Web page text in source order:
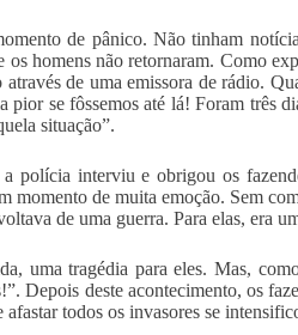
de pânico. Não tinham
os homens não retornaram. Como
de uma emissora de rádio.
pior se fôssemos até lá! Foram três
situação”.
polícia interviu e obrigou os
momento de muita emoção. Sem
de uma guerra. Para elas, era
uma tragédia para eles. Mas,
Depois deste acontecimento, os
todos os invasores se